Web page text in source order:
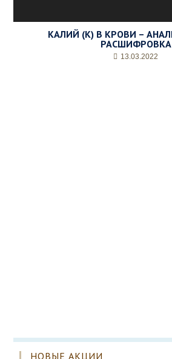
КАЛИЙ (К) В КРОВИ –
РАСШИФРОВКА
13.03.2022
НОВЫЕ АКЦИИ